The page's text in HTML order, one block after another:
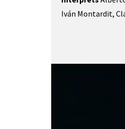
Iván Montardit,